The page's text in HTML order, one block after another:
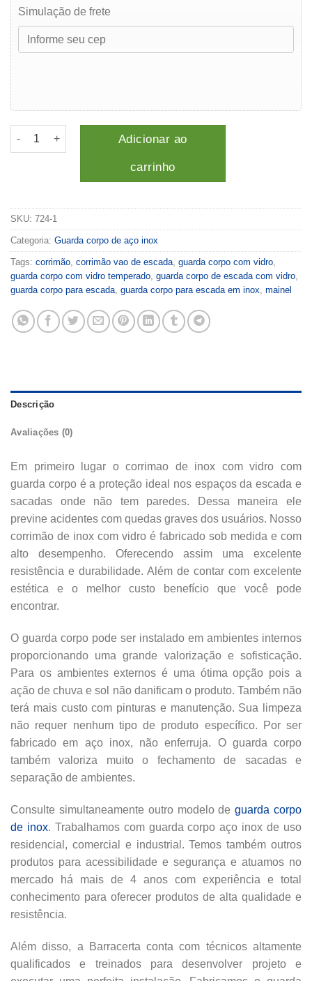
Simulação de frete
Corrimao de inox com vidro quantidade
Adicionar ao
carrinho
SKU: 724-1
Categoria: Guarda corpo de aço inox
Tags: corrimão, corrimão vao de escada, guarda corpo com vidro,
guarda corpo com vidro temperado, guarda corpo de escada com vidro,
guarda corpo para escada, guarda corpo para escada em inox, mainel
Descrição
Avaliações (0)
Em primeiro lugar ocorrimao de inox com vidro com
guarda corpo é a proteção ideal nos espaços da escada e
sacadas onde não tem paredes. Dessa maneira ele
previne acidentes com quedas graves dos usuários. Nosso
corrimão de inox com vidro é fabricado sob medida e com
alto desempenho. Oferecendo assim uma excelente
resistência e durabilidade. Além de contar com excelente
estética e o melhor custo benefício que você pode
encontrar.
O guarda corpo pode ser instalado em ambientes internos
proporcionando uma grande valorização e sofisticação.
Para os ambientes externos é uma ótima opção pois a
ação de chuva e sol não danificam o produto. Também não
terá mais custo com pinturas e manutenção. Sua limpeza
não requer nenhum tipo de produto específico. Por ser
fabricado em aço inox, não enferruja. O guarda corpo
também valoriza muito o fechamento de sacadas e
separação de ambientes.
Consulte simultaneamente outro modelo deguarda corpo
de inox. Trabalhamos com guarda corpo aço inox de uso
residencial, comercial e industrial. Temos também outros
produtos para acessibilidade e segurança e atuamos no
mercado há mais de 4 anos com experiência e total
conhecimento para oferecer produtos de alta qualidade e
resistência.
Além disso, a Barracerta conta com técnicos altamente
qualificados e treinados para desenvolver projeto e